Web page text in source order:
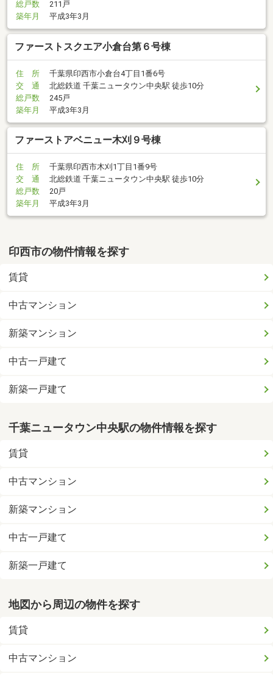
総戸数
211戸
築年月
平成3年3月
ファーストスクエア小倉台第６号棟
住 所
千葉県印西市小倉台4丁目1番6号
交 通
北総鉄道 千葉ニュータウン中央駅 徒歩10分
総戸数
245戸
築年月
平成3年3月
ファーストアベニュー木刈９号棟
住 所
千葉県印西市木刈1丁目1番9号
交 通
北総鉄道 千葉ニュータウン中央駅 徒歩10分
総戸数
20戸
築年月
平成3年3月
印西市の物件情報を探す
賃貸
中古マンション
新築マンション
中古一戸建て
新築一戸建て
千葉ニュータウン中央駅の物件情報を探す
賃貸
中古マンション
新築マンション
中古一戸建て
新築一戸建て
地図から周辺の物件を探す
賃貸
中古マンション